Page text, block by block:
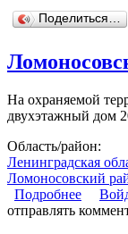
Поделиться…
На охраняемой
двухэтажный дом
Область/район:
Ленинградская
Ломоносовский
Подробнее о
отправлять